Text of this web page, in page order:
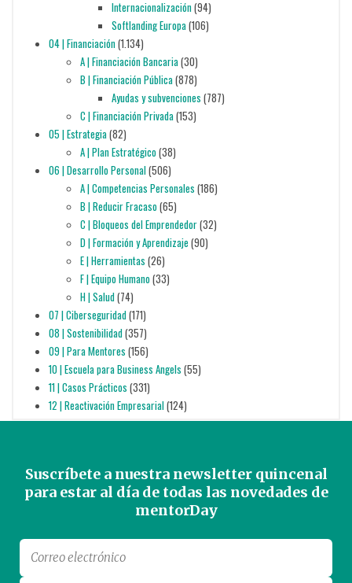
Internacionalización(94)
Softlanding Europa(106)
04 | Financiación(1.134)
A | Financiación Bancaria(30)
B | Financiación Pública(878)
Ayudas y subvenciones (787)
C | Financiación Privada(153)
05 | Estrategia(82)
A | Plan Estratégico(38)
06 | Desarrollo Personal(506)
A | Competencias Personales (186)
B | Reducir Fracaso(65)
C | Bloqueos del Emprendedor(32)
D | Formación y Aprendizaje (90)
E | Herramientas (26)
F | Equipo Humano(33)
H | Salud(74)
07 | Ciberseguridad(171)
08 | Sostenibilidad(357)
09 | Para Mentores (156)
10 | Escuela para Business Angels (55)
11 | Casos Prácticos (331)
12 | Reactivación Empresarial(124)
Suscríbete a nuestra newsletter quincenal
para estar al día de todas las novedades de
mentorDay